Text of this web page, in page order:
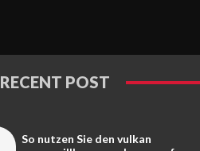
RECENT POST
So nutzen Sie den vulkan